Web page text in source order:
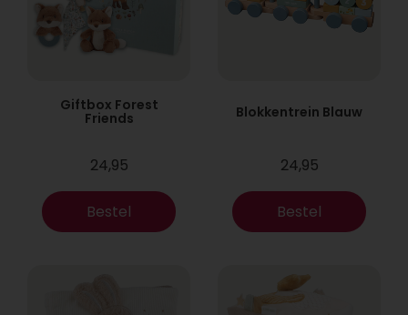
Giftbox Forest
Friends
24,95
Bestel
Blokkentrein Blauw
24,95
Bestel